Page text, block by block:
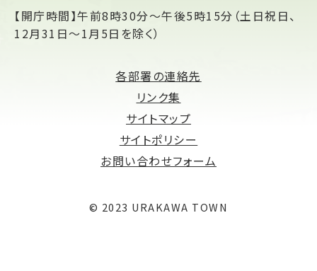
【開庁時間】午前8時30分～午後5時15分（土日祝日、
12月31日～1月5日を除く）
各部署の連絡先
リンク集
サイトマップ
サイトポリシー
お問い合わせフォーム
© 2023 URAKAWA TOWN